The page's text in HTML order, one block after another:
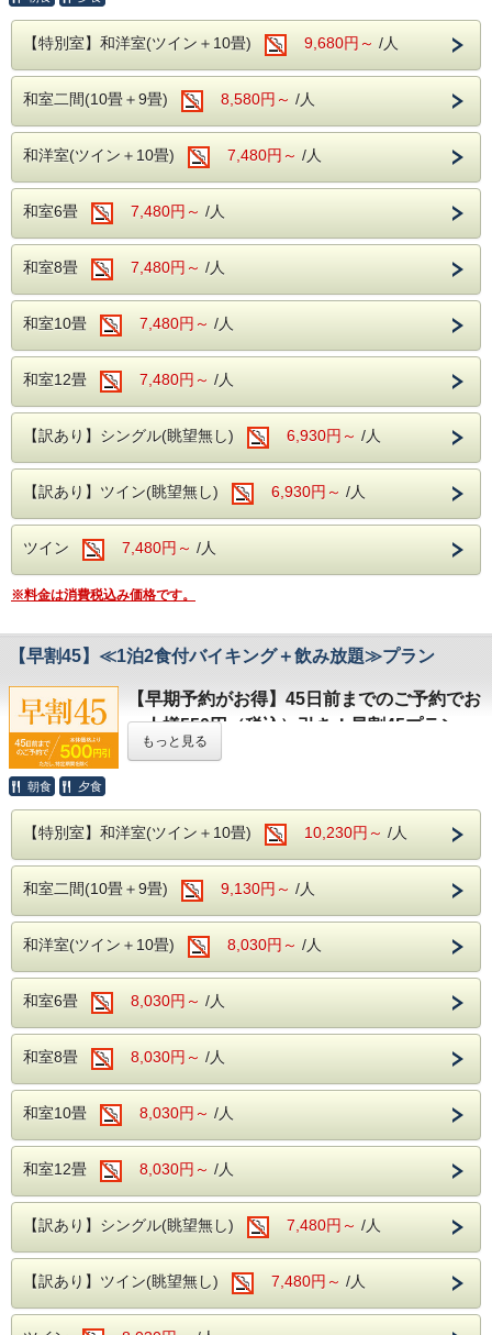
効能：神経痛・筋肉痛・関節痛・疲労回復など
館内無料施設
意しております。
ご利用をご希望のお客様は、チェックイン時にフロントまで
お申し付けください。
無料駐車場
ご到着の際はフロントへお立ち寄りください。番号札をお渡
無料送迎バス（要予約）
松本駅とホテル間の無料送迎バスを運行しております。
【松本駅発】15:00／16:15
※ご利用をご希望のお客様は、前日までにお電話にてご予約
ください。
楽しみください。
無連絡不泊：宿泊料金の100％
館内無料施設
無料でご利用いただける施設をご用意しております。
地下1階：カラオケルーム
1階：卓球コーナー
ご利用をご希望のお客様は、チェックイン時にフロントにて
ご予約ください。
無料駐車場完備
契約駐車場をご用意しております。
ご到着後、フロントへお声掛けいただければ、番号札をお渡
しし、駐車場所をご案内いたします。
松本駅から無料送迎バス運行（事前予約
制）
前日までのお電話でご予約をお願いいたします。
チェックアウト時間のご案内
ックアウト11:00
朝もゆったりとお過ごしいただき、浅間温泉で癒やしのひと
ぜひ、お得な早割をご利用ください。
バイキング＋アルコール飲み放題（90分
制）
ご夕食は、和洋中バラエティ豊かなバイキングをご用意して
おります。
アルコール・ソフトドリンクともに飲み放題付きで、お食事
を心ゆくまでお楽しみいただけます。
※お食事時間は90分です。
ます。お食事開始時間は前日または当日にフロントまでお問
ご予約にあたって
本プランは土曜日・祝前日は対象外
となりま
す。
ご宿泊料金に関わる各種優待券・割引券との
併用はできません。
キャンセルポリシー（通常プランとは異なり
ます）
ご宿泊日の30日前～8日前：宿泊料金の5％
ご宿泊日の7日前：宿泊料金の20％
前日：宿泊料金の40％
当日：宿泊料金の50％
無連絡不泊：宿泊料金の100％
館内無料施設
無料でご利用いただける施設をご用意しております。
地下1階：カラオケルーム
1階：卓球コーナー
ご予約ください。
契約駐車場をご用意しております。
ご到着後、フロントへお声掛けいただければ、番号札をお渡
しし駐車場所をご案内いたします。
松本駅から無料送迎バス運行（事前予約
制）
前日までのお電話でご予約をお願いいたします。
【特別室】和洋室(ツイン＋10畳) 9,680円～ /人
和室二間(10畳＋9畳) 8,580円～ /人
和洋室(ツイン＋10畳) 7,480円～ /人
和室6畳 7,480円～ /人
和室8畳 7,480円～ /人
和室10畳 7,480円～ /人
和室12畳 7,480円～ /人
【訳あり】シングル(眺望無し) 6,930円～ /人
【訳あり】ツイン(眺望無し) 6,930円～ /人
ツイン 7,480円～ /人
※料金は消費税込み価格です。
【早割45】≪1泊2食付バイキング＋飲み放題≫プラン
【早期予約がお得】45日前までのご予約でお
一人様550円（税込）引き！早割45プラン
ご宿泊日の45日前まで
お一人様500円（税込550円）引き
バイキング＋アルコール飲み放題（90分
制）
ご夕食は、和洋中バラエティ豊かなバイキングをご用意して
おります。
アルコール・ソフトドリンクともに飲み放題付きで、お食事
を存分にお楽しみいただけます。
※お食事時間は90分です。
※混雑状況により、2部制または3部制となる場合がござい
い合わせください。
本プランは 土曜日・祝前日は対象外
となりま
ご宿泊料金に関わる各種優待券・割引券との
併用はできません。
キャンセルポリシー（通常プランとは異なり
もっと見る
朝食 夕食
【特別室】和洋室(ツイン＋10畳) 10,230円～ /人
和室二間(10畳＋9畳) 9,130円～ /人
和洋室(ツイン＋10畳) 8,030円～ /人
和室6畳 8,030円～ /人
和室8畳 8,030円～ /人
和室10畳 8,030円～ /人
和室12畳 8,030円～ /人
【訳あり】シングル(眺望無し) 7,480円～ /人
【訳あり】ツイン(眺望無し) 7,480円～ /人